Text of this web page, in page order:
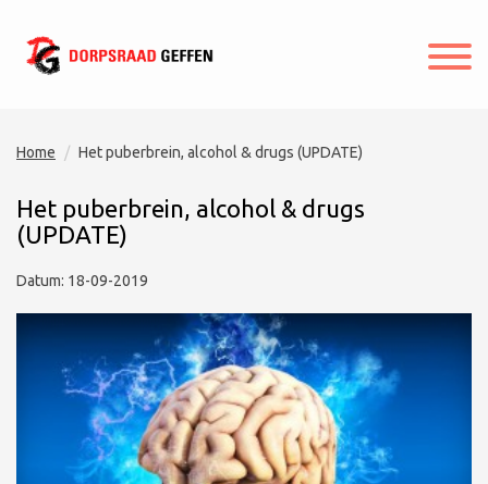
Home Het puberbrein, alcohol & drugs (UPDATE)
Het puberbrein, alcohol & drugs
(UPDATE)
Datum: 18-09-2019